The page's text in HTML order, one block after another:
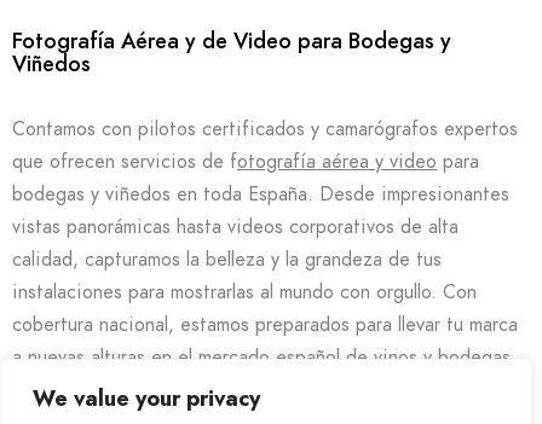
We value your privacy
Fotografía Aérea y de Video para Bodegas y
Viñedos
Contamos con pilotos certificados y camarógrafos expertos
que ofrecen servicios de fotografía aérea y video para
bodegas y viñedos en toda España. Desde impresionantes
vistas panorámicas hasta videos corporativos de alta
calidad, capturamos la belleza y la grandeza de tus
instalaciones para mostrarlas al mundo con orgullo. Con
cobertura nacional, estamos preparados para llevar tu marca
a nuevas alturas en el mercado español de vinos y bodegas.
Servicio Integral y sin Costos Adicionales en Toda la